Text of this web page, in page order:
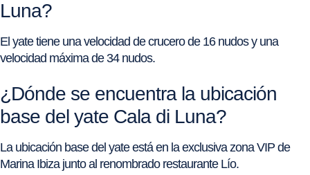
Luna?
El yate tiene una velocidad de crucero de 16 nudos y una
velocidad máxima de 34 nudos.
¿Dónde se encuentra la ubicación
base del yate Cala di Luna?
La ubicación base del yate está en la exclusiva zona VIP de
Marina Ibiza junto al renombrado restaurante Lío.